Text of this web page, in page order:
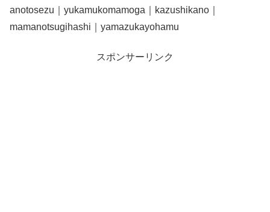
anotosezu｜yukamukomamoga｜kazushikano｜
mamanotsugihashi｜yamazukayohamu
スポンサーリンク